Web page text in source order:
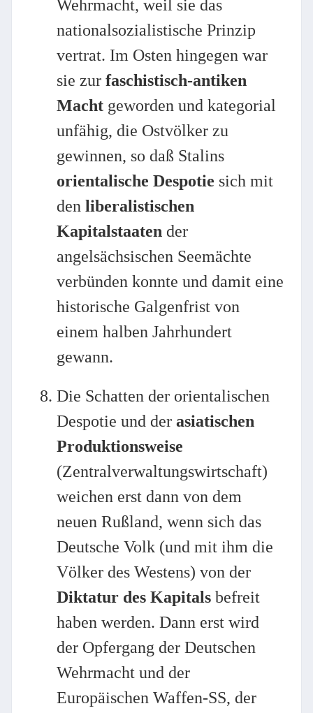
Wehrmacht, weil sie das
nationalsozialistische Prinzip
vertrat. Im Osten hingegen war
sie zur faschistisch-antiken
Macht geworden und kategorial
unfähig, die Ostvölker zu
gewinnen, so daß Stalins
orientalische Despotie sich mit
den liberalistischen
Kapitalstaaten der
angelsächsischen Seemächte
verbünden konnte und damit eine
historische Galgenfrist von
einem halben Jahrhundert
gewann.
Die Schatten der orientalischen
Despotie und der asiatischen
Produktionsweise
(Zentralverwaltungswirtschaft)
weichen erst dann von dem
neuen Rußland, wenn sich das
Deutsche Volk (und mit ihm die
Völker des Westens) von der
Diktatur des Kapitals befreit
haben werden. Dann erst wird
der Opfergang der Deutschen
Wehrmacht und der
Europäischen Waffen-SS, der